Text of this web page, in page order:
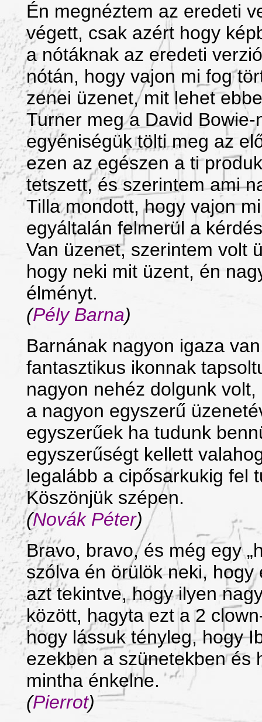
Én megnéztem az eredeti
végett, csak azért hogy
a nótáknak az eredeti
nótán, hogy vajon mi fog
zenei üzenet, mit lehet
Turner meg a David
egyéniségük tölti meg az
ezen az egészen a ti
tetszett, és szerintem ami
Tilla mondott, hogy vajon
egyáltalán felmerül a
Van üzenet, szerintem volt
hogy neki mit üzent, én
élményt.
(Pély Barna)
Barnának nagyon igaza
fantasztikus ikonnak
nagyon nehéz dolgunk
a nagyon egyszerű
egyszerűek ha tudunk
egyszerűségt kellett
legalább a cipősarkukig fel
Köszönjük szépen.
(Novák Péter)
Bravo, bravo, és még egy
szólva én örülök neki,
azt tekintve, hogy ilyen
között, hagyta ezt a 2
hogy lássuk tényleg, hogy
ezekben a szünetekben és
mintha énkelne.
(Pierrot)